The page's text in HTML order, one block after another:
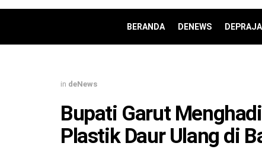
BERANDA DENEWS DEPRAJA
in deNews
Bupati Garut
Plastik Daur Ulang di